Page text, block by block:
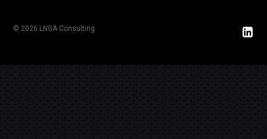
© 2026 LNGA Consulting